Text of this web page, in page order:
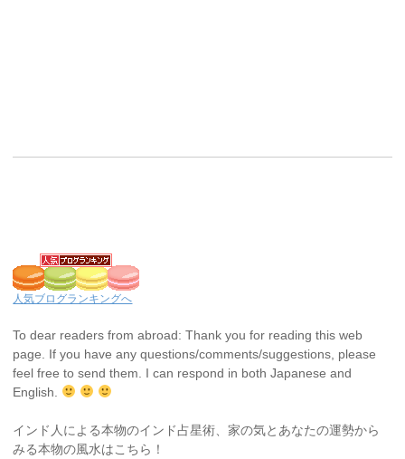
人気ブログランキングへ
To dear readers from abroad: Thank you for reading this web
page. If you have any questions/comments/suggestions, please
feel free to send them. I can respond in both Japanese and
English.
インド人による本物のインド占星術、家の気とあなたの運勢から
みる本物の風水はこちら！